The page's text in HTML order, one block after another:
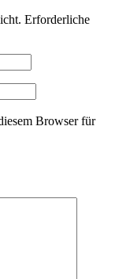
Erforderliche
Browser für